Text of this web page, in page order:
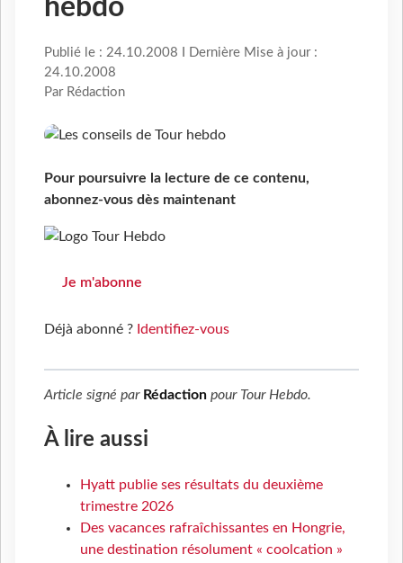
hebdo
Publié le : 24.10.2008 I Dernière Mise à jour :
24.10.2008
Par Rédaction
Pour poursuivre la lecture de ce contenu,
abonnez-vous dès maintenant
Je m'abonne
Déjà abonné ? Identifiez-vous
Article signé par Rédaction pour Tour Hebdo.
À lire aussi
Hyatt publie ses résultats du deuxième
trimestre 2026
Des vacances rafraîchissantes en Hongrie,
une destination résolument « coolcation »